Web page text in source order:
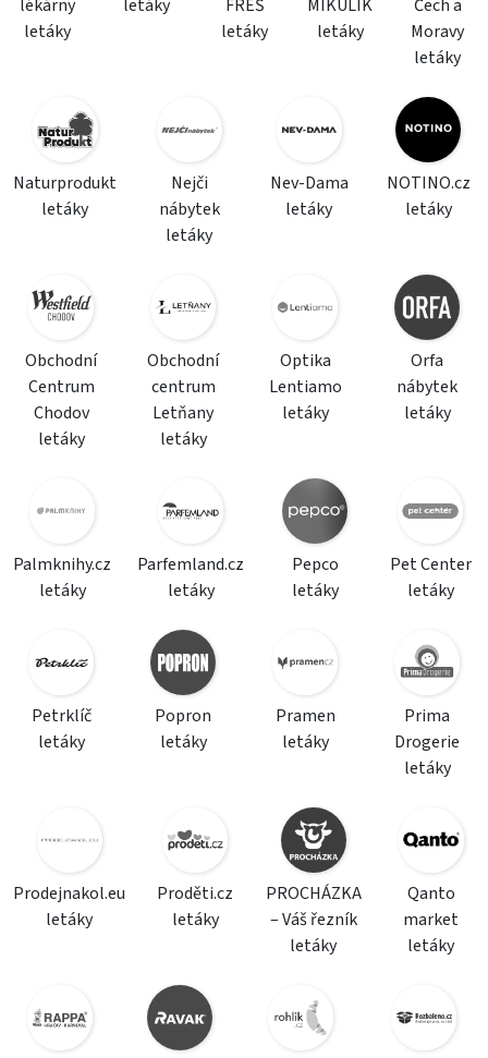
lékárny
letáky
letáky
FREŠ
letáky
MIKULÍK
letáky
Čech a
Moravy
letáky
Naturprodukt
letáky
Nejči
nábytek
letáky
Nev-Dama
letáky
NOTINO.cz
letáky
Obchodní
Centrum
Chodov
letáky
Obchodní
centrum
Letňany
letáky
Optika
Lentiamo
letáky
Orfa
nábytek
letáky
Palmknihy.cz
letáky
Parfemland.cz
letáky
Pepco
letáky
Pet Center
letáky
Petrklíč
letáky
Popron
letáky
Pramen
letáky
Prima
Drogerie
letáky
Prodejnakol.eu
letáky
Proděti.cz
letáky
PROCHÁZKA
– Váš řezník
letáky
Qanto
market
letáky